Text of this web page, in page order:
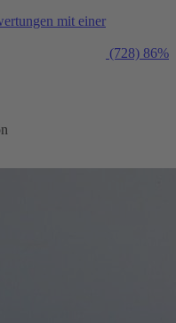
mit einer
(728) 86%